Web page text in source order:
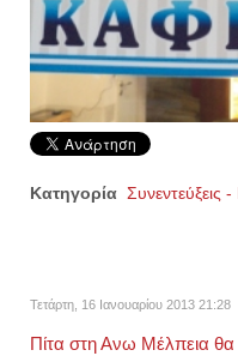
Κατηγορία Συνεντεύξεις
Τετάρτη, 16 Ιανουαρίου 2013 21:28
Πίτα στη Ανω Μέλπεια